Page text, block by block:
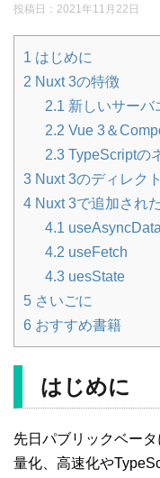
投稿日： 2021年11月22日
1 はじめに
2 Nuxt 3の特徴
2.1 新しいサーバ
2.2 Vue 3＆
2.3 TypeScriptの
3 Nuxt 3のディレク
4 Nuxt 3で追加され
4.1 useAsyncData
4.2 useFetch
4.3 uesState
5 さいごに
6 おすすめ書籍
はじめに
先日パブリックベー
量化、高速化や